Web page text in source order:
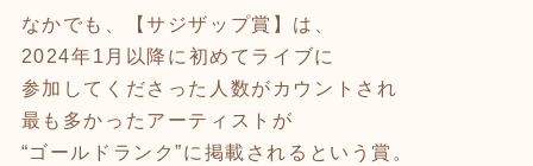
なかでも、【サジザップ賞】は、
2024年1月以降に初めてライブに
参加してくださった人数がカウントされ
最も多かったアーティストが
“ゴールドランク”に掲載されるという賞。